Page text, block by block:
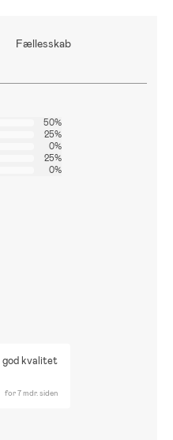
Fællesskab
50%
25%
0%
25%
0%
god kvalitet
for 7 mdr. siden